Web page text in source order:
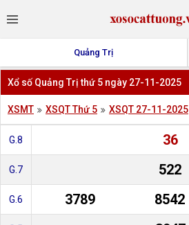
Quảng Trị
Xổ số Quảng Trị thứ 5 ngày 27-11-2025
XSMT XSQT Thứ 5 XSQT 27-11-2025
G.8 36
G.7 522
G.6 3789 8542